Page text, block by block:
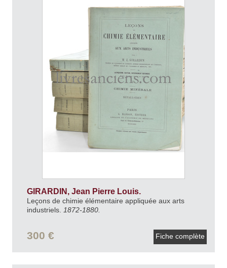
GIRARDIN, Jean Pierre Louis.
Leçons de chimie élémentaire appliquée aux arts
industriels.
1872-1880.
300 € Fiche complète